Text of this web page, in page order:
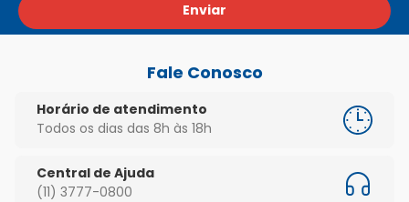
Enviar
Fale Conosco
Horário de atendimento
Todos os dias das 8h às 18h
Central de Ajuda
(11) 3777-0800